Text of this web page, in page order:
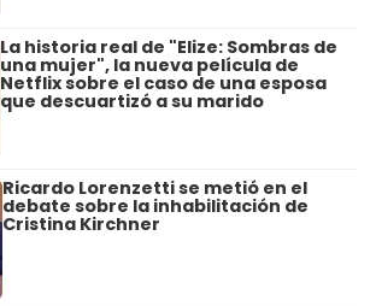
La historia real de "Elize: Sombras de
una mujer", la nueva película de
Netflix sobre el caso de una esposa
que descuartizó a su marido
Ricardo Lorenzetti se metió en el
debate sobre la inhabilitación de
Cristina Kirchner